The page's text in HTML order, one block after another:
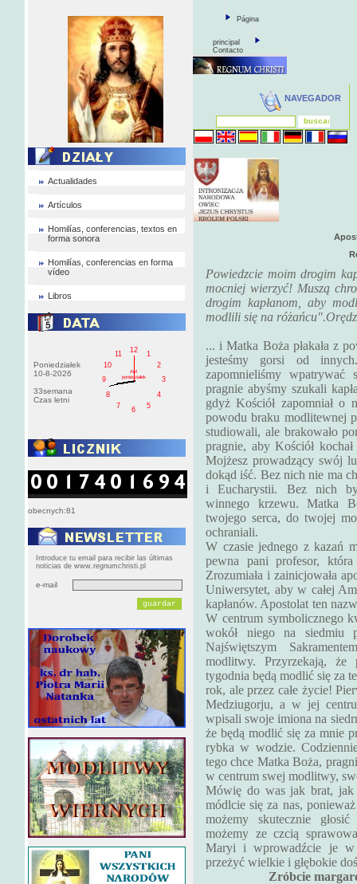
Actualidades
Artículos
Homilías, conferencias, textos en
forma sonora
Homilías, conferencias en forma
vídeo
Libros
Poniedziałek
10-8-2026
33semana
Czas letni
1
2
3
4
5
6
7
8
9
10
11
12
AM
poniedziałek
obecnych:81
Introduce tu email para recibir las últimas
noticias de www.regnumchristi.pl
e-mail
Página
principal
Contacto
NAVEGADOR
Powiedzcie moim drogim
mocniej wierzyć! Muszą
drogim kapłanom, aby
modlili się na
... i Matka Boża płakała z
jesteśmy gorsi od
zapomnieliśmy wpatrywać
pragnie abyśmy szukali
gdyż Kościół zapomniał
powodu braku modlitewnej
studiowali, ale brakowało
pragnie, aby Kościół
Mojżesz prowadzący swój
dokąd iść. Bez nich nie ma
i Eucharystii. Bez nich
winnego krzewu. Matka
twojego serca, do twojej
ochraniali.
W czasie jednego z kazań
pewna pani profesor,
Zrozumiała i zainicjowała
Uniwersytet, aby w całej
kapłanów. Apostolat ten
W centrum symbolicznego
wokół niego na siedmiu
Najświętszym
modlitwy. Przyrzekają,
tygodnia będą modlić się za
rok, ale przez całe życie!
Medziugorju, a w jej
wpisali swoje imiona na
że będą modlić się za mnie
rybka w wodzie.
tego chce Matka Boża,
w centrum swej modlitwy,
Mówię do was jak brat, jak
módlcie się za nas,
możemy skutecznie
możemy ze czcią
Maryi i wprowadźcie je
przeżyć wielkie i głębokie
Zróbcie